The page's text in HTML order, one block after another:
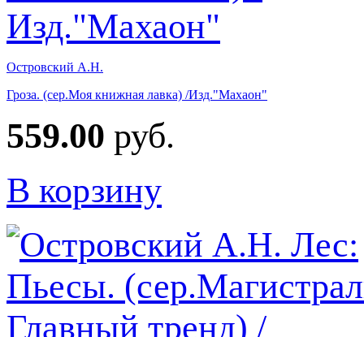
Островский А.Н.
Гроза. (сер.Моя книжная лавка) /Изд."Махаон"
559.00 руб.
В корзину